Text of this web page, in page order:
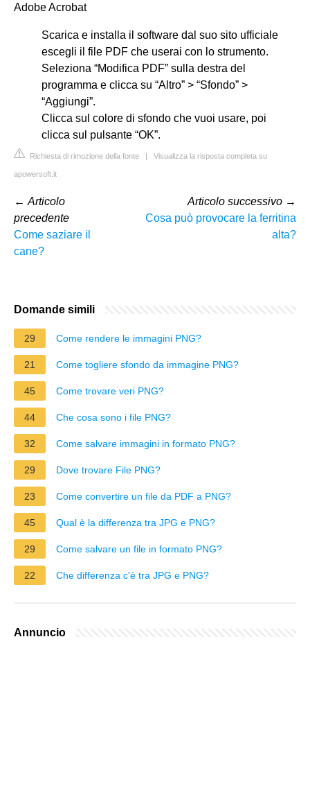
Adobe Acrobat
Scarica e installa il software dal suo sito ufficiale
escegli il file PDF che userai con lo strumento.
Seleziona “Modifica PDF” sulla destra del
programma e clicca su “Altro” > “Sfondo” >
“Aggiungi”.
Clicca sul colore di sfondo che vuoi usare, poi
clicca sul pulsante “OK”.
Richiesta di rimozione della fonte | Visualizza la risposta completa su
apowersoft.it
← Articolo
precedente
Come saziare il
cane?
Articolo successivo →
Cosa può provocare la ferritina
alta?
Domande simili
29 Come rendere le immagini PNG?
21 Come togliere sfondo da immagine PNG?
45 Come trovare veri PNG?
44 Che cosa sono i file PNG?
32 Come salvare immagini in formato PNG?
29 Dove trovare File PNG?
23 Come convertire un file da PDF a PNG?
45 Qual è la differenza tra JPG e PNG?
29 Come salvare un file in formato PNG?
22 Che differenza c'è tra JPG e PNG?
Annuncio